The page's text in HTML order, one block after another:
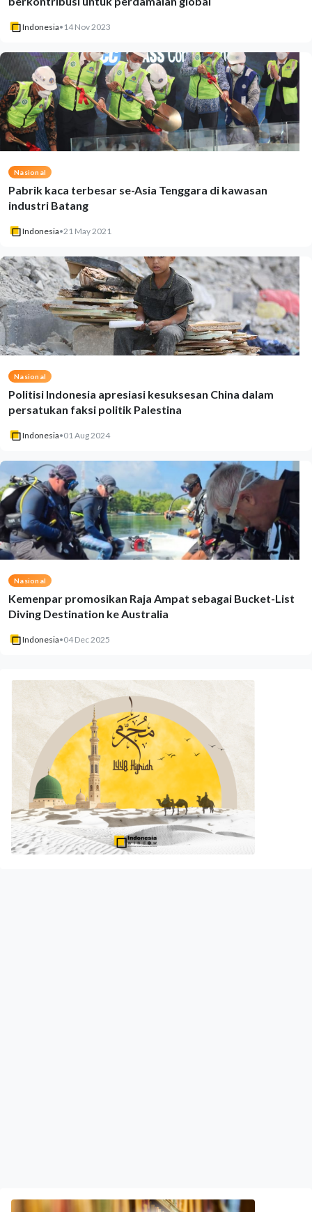
Indonesia• 14 Nov 2023
Nasional
Pabrik kaca terbesar se-Asia Tenggara di kawasan
industri Batang
Indonesia•21 May 2021
Nasional
Politisi Indonesia apresiasi kesuksesan China dalam
persatukan faksi politik Palestina
Indonesia•01 Aug 2024
Nasional
Kemenpar promosikan Raja Ampat sebagai Bucket-List
Diving Destination ke Australia
Indonesia•04 Dec 2025